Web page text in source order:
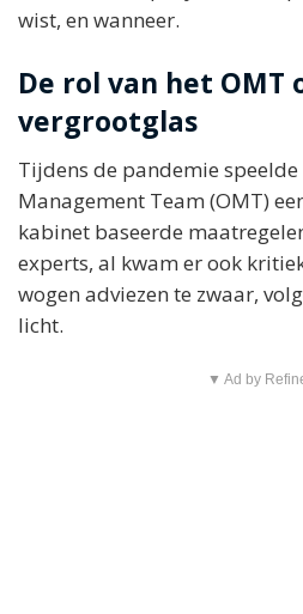
wist, en wanneer.
De rol van het OMT
vergrootglas
Tijdens de pandemie
Management Team (OMT)
kabinet baseerde
experts, al kwam er ook
wogen adviezen te zwaar,
licht.
▼ Ad by